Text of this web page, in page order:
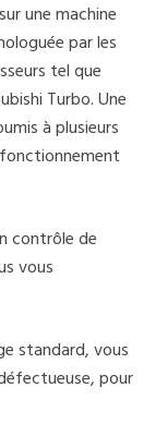
une machine
par les
tel que
Turbo. Une
à plusieurs
contrôle de
vous
standard, vous
pour